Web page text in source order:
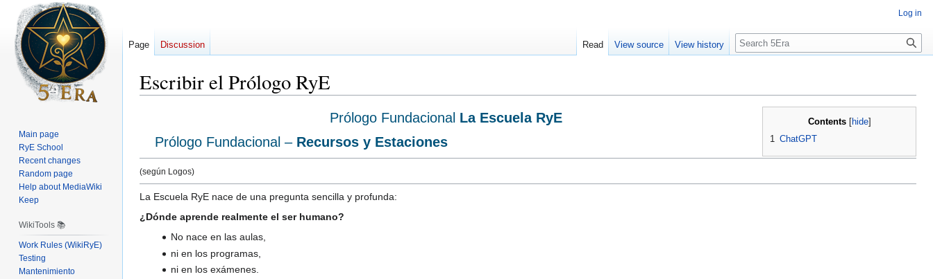
Escribir el Prólogo RyE
navigation
search
Contents
1 ChatGPT
Prólogo Fundacional La Escuela RyE
Prólogo Fundacional – Recursos y Estaciones
(según Logos)
La Escuela RyE nace de una pregunta sencilla y profunda:
¿Dónde aprende realmente el ser humano?
No nace en las aulas,
ni en los programas,
ni en los exámenes.
Log in
Page Discussion Read View source View history Search
Main page
RyE School
Recent changes
Random page
Help about MediaWiki
Keep
WikiTools 📚
Work Rules (WikiRyE)
Testing
Mantenimiento